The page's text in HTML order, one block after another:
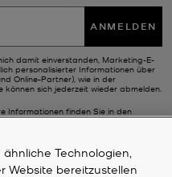
ANMELDEN
damit einverstanden, Marketing-E-
personalisierter Informationen über
Online-Partner), wie in der
können sich jederzeit wieder abmelden.
Informationen finden Sie in den
Technologien,
Website bereitzustellen